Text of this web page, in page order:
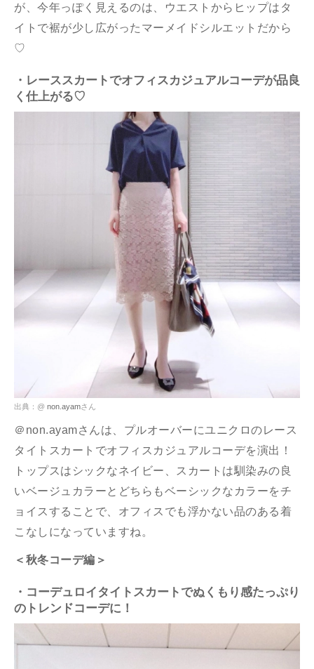
が、今年っぽく見えるのは、ウエストからヒップはタ
イトで裾が少し広がったマーメイドシルエットだから
♡
・レーススカートでオフィスカジュアルコーデが品良
く仕上がる♡
出典：@ non.ayamさん
＠non.ayamさんは、プルオーバーにユニクロのレース
タイトスカートでオフィスカジュアルコーデを演出！
トップスはシックなネイビー、スカートは馴染みの良
いベージュカラーとどちらもベーシックなカラーをチ
ョイスすることで、オフィスでも浮かない品のある着
こなしになっていますね。
＜秋冬コーデ編＞
・コーデュロイタイトスカートでぬくもり感たっぷり
のトレンドコーデに！